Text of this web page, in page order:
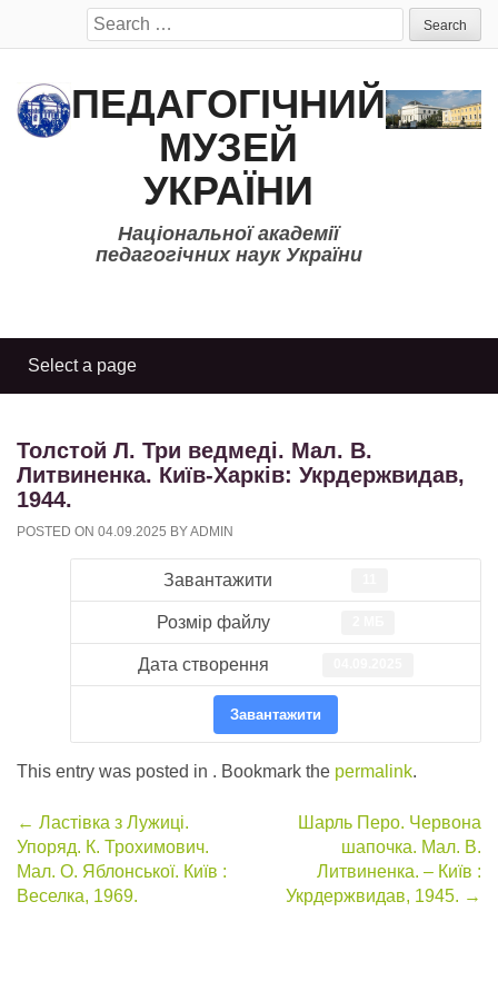
Search
for:
ПЕДАГОГІЧНИЙ
МУЗЕЙ
УКРАЇНИ
Національної академії
педагогічних наук України
Толстой Л. Три ведмеді. Мал. В.
Литвиненка. Київ-Харків: Укрдержвидав,
1944.
POSTED ON 04.09.2025 BYADMIN
Завантажити
Розмір файлу
Дата створення
Завантажити
This entry was posted in . Bookmark the permalink.
Post
navigation
← Ластівка з Лужиці.
Упоряд. К. Трохимович.
Мал. О. Яблонської. Київ :
Веселка, 1969.
Шарль Перо. Червона
шапочка. Мал. В.
Литвиненка. – Київ :
Укрдержвидав, 1945. →